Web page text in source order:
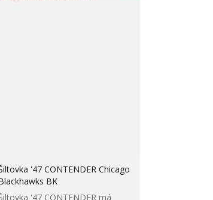
'47 CONTENDER Chicago
BK
'47 CONTENDER má